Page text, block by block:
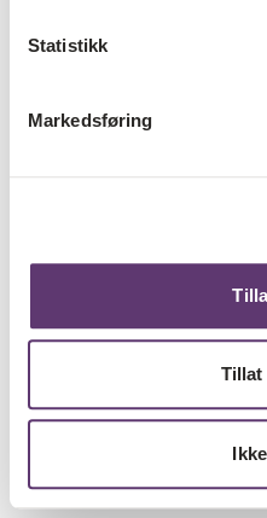
Statistikk
Markedsføring
Tillat